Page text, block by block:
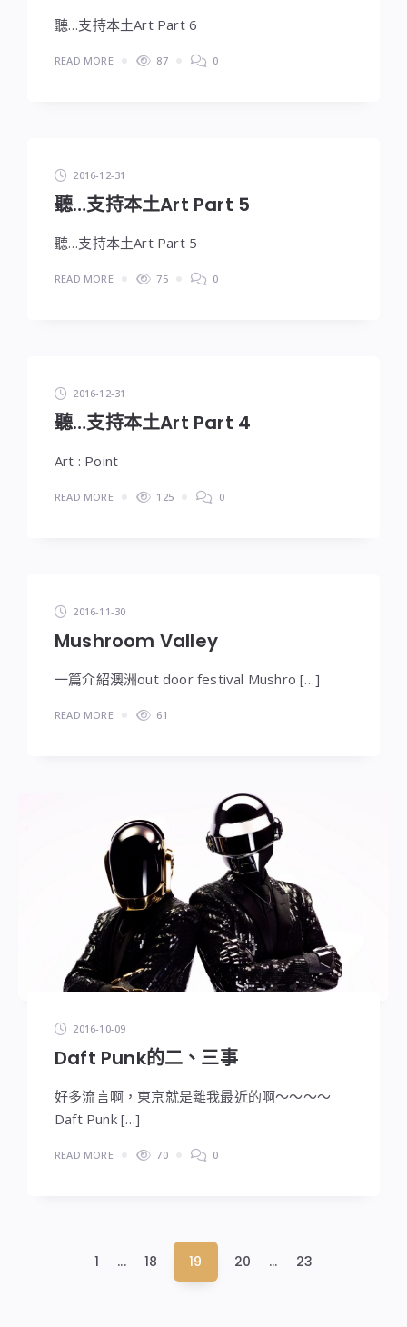
聽…支持本土Art Part 6
READ MORE 87 0
2016-12-31
聽…支持本土Art Part 5
聽…支持本土Art Part 5
READ MORE 75 0
2016-12-31
聽…支持本土Art Part 4
Art : Point
READ MORE 125 0
2016-11-30
Mushroom Valley
一篇介紹澳洲out door festival Mushro […]
READ MORE 61
2016-10-09
Daft Punk的二、三事
好多流言啊，東京就是離我最近的啊～～～～
Daft Punk […]
READ MORE 70 0
1 ... 18 19 20 ... 23